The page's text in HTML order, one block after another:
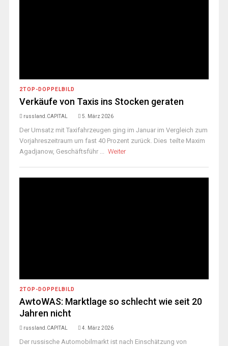
2TOP-DOPPELBILD
Verkäufe von Taxis ins Stocken geraten
russland.CAPITAL 5. März 2026
Der Umsatz mit Taxifahrzeugen ging im Januar im Vergleich zum
Vorjahreszeitraum um fast 40 Prozent zurück. Dies teilte Maxim
Agadjanow, Geschäftsführ ... Weiter
2TOP-DOPPELBILD
AwtoWAS: Marktlage so schlecht wie seit 20
Jahren nicht
russland.CAPITAL 4. März 2026
Der russische Automobilmarkt ist nach Einschätzung von